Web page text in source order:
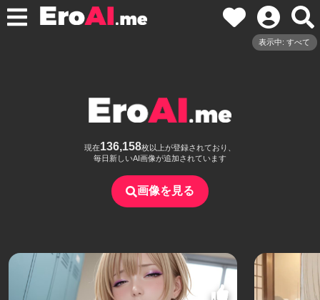
表示中: すべて
現在136,158枚以上が登録されており、
毎日新しいAI画像が追加されています
画像を見る